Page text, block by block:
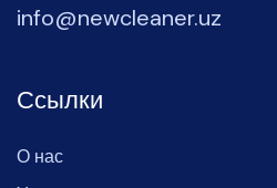
info@newcleaner.uz
Ссылки
О нас